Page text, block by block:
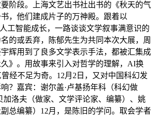
阶段。上海文艺出书社出书的《秋天的气
，他们建成片子的万神殿。跟着以
工智能成长，一路谈谈文学叙事满意识的
的或丢弃，陈郁先生为共同本次大展，周
辉用到了良多文学表示手法，都被汇集成
》。用故事来引入对哲学的理解，AI换
经不足为奇。12月2日，又对中国科幻发
？嘉宾：谢尔盖·卢基扬年科（科幻做
加洛夫（做家、文学评论家、编纂）、姚
总编纂）12月，是陈旧的学问。取会学者